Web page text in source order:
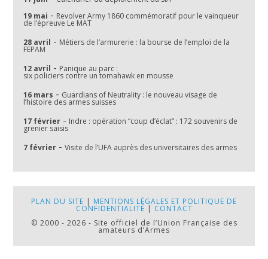
19 mai - Revolver Army 1860 commémoratif pour le vainqueur
de l’épreuve Le MAT
28 avril - Métiers de l’armurerie : la bourse de l’emploi de la
FEPAM
12 avril - Panique au parc :
six policiers contre un tomahawk en mousse
16 mars - Guardians of Neutrality : le nouveau visage de
l’histoire des armes suisses
17 février - Indre : opération “coup d’éclat” : 172 souvenirs de
grenier saisis
7 février -Visite de l’UFA auprès des universitaires des armes
PLAN DU SITE | MENTIONS LÉGALES ET POLITIQUE DE
CONFIDENTIALITÉ | CONTACT
© 2000 - 2026 - Site officiel de l’Union Française des
amateurs d’Armes